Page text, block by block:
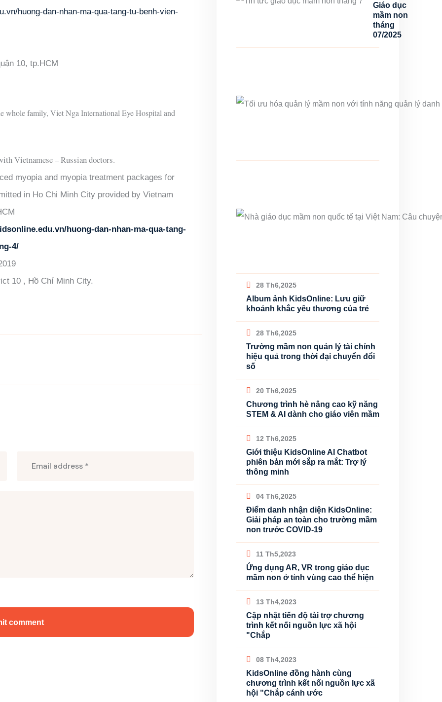
huong-dan-nhan-ma-qua-tang-tu-benh-vien-
10, tp.HCM
whole family, VietNga International Eye Hospital and
Vietnamese – Russian doctors.
myopia and myopia treatment packages for
in Ho Chi Minh City provided by Vietnam
huong-dan-nhan-ma-qua-tang-
4/
10 , Hồ Chí Minh City.
comment
Giáo dục
mầm non
tháng
07/2025
28 Th6,2025
Album ảnh KidsOnline: Lưu giữ
khoảnh khắc yêu thương của trẻ
28 Th6,2025
Trường mầm non quản lý tài chính
hiệu quả trong thời đại chuyển đổi
số
20 Th6,2025
Chương trình hè nâng cao kỹ năng
STEM & AI dành cho giáo viên mầm
12 Th6,2025
Giới thiệu KidsOnline AI Chatbot
phiên bản mới sắp ra mắt: Trợ lý
thông minh
04 Th6,2025
Điểm danh nhận diện KidsOnline:
Giải pháp an toàn cho trường mầm
non trước COVID-19
11 Th5,2023
Ứng dụng AR, VR trong giáo dục
mầm non ở tỉnh vùng cao thể hiện
13 Th4,2023
Cập nhật tiến độ tài trợ chương
trình kết nối nguồn lực xã hội
"Chắp
08 Th4,2023
KidsOnline đồng hành cùng
chương trình kết nối nguồn lực xã
hội "Chắp cánh ước